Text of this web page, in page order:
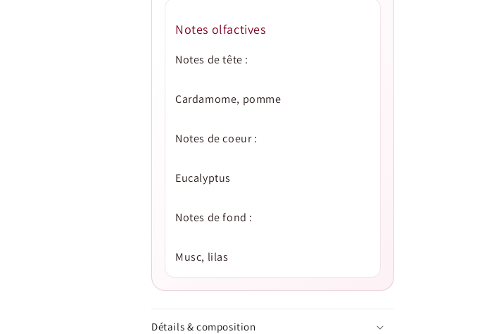
Notes olfactives
Notes de tête :
Cardamome, pomme
Notes de coeur :
Eucalyptus
Notes de fond :
Musc, lilas
Détails & composition